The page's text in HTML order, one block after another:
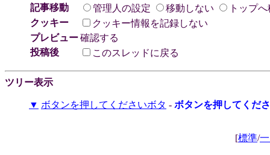
記事移動
管理人の設定 移動しない
トップ
クッキー
クッキー情報を記録しない
プレビュー確認する
投稿後
このスレッドに戻る
ツリー表示
▼ ボタンを押してくださいボタ - ボタンを押してくだ
[標準/